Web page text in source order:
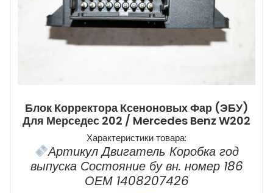
Блок Корректора Ксеноновых Фар (ЭБУ)
Для Мерседес 202 / Mercedes Benz W202
Характеристики товара:
Артикул Двигатель Коробка год
выпуска Состояние бу вн. номер 186
ОЕМ 1408207426